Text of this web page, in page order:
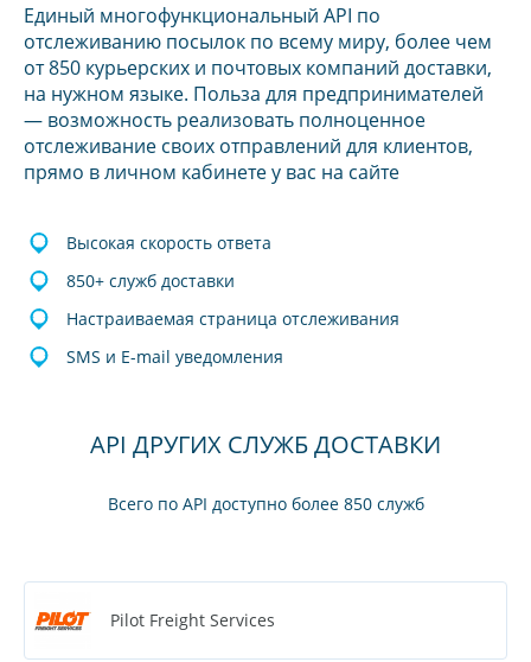
Единый многофункциональный API по
отслеживанию посылок по всему миру, более чем
от 850 курьерских и почтовых компаний доставки,
на нужном языке. Польза для предпринимателей
— возможность реализовать полноценное
отслеживание своих отправлений для клиентов,
прямо в личном кабинете у вас на сайте
Высокая скорость ответа
850+ служб доставки
Настраиваемая страница отслеживания
SMS и E-mail уведомления
API ДРУГИХ СЛУЖБ ДОСТАВКИ
Всего по API доступно более 850 служб
Pilot Freight Services